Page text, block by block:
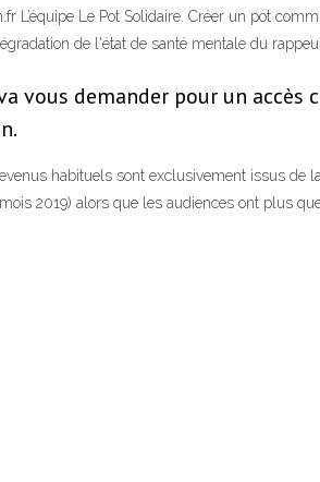
L’équipe Le Pot Solidaire. Créer un pot
de l'état de santé mentale du
vous demander pour un
habituels sont exclusivement issus
2019) alors que les audiences ont plus